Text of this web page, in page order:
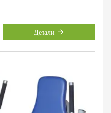
Детали